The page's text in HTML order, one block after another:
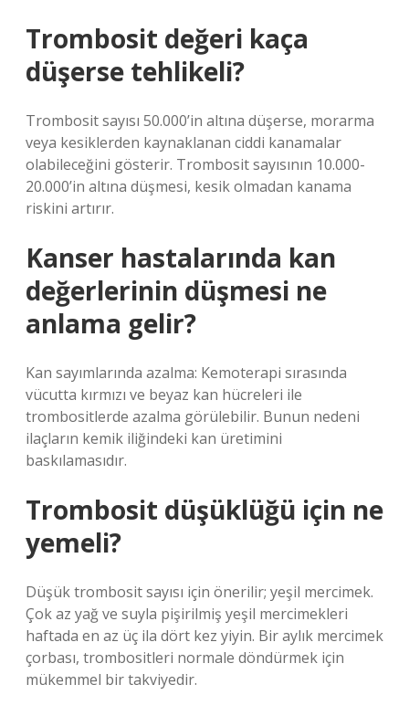
Trombosit değeri kaça
düşerse tehlikeli?
Trombosit sayısı 50.000’in altına düşerse, morarma
veya kesiklerden kaynaklanan ciddi kanamalar
olabileceğini gösterir. Trombosit sayısının 10.000-
20.000’in altına düşmesi, kesik olmadan kanama
riskini artırır.
Kanser hastalarında kan
değerlerinin düşmesi ne
anlama gelir?
Kan sayımlarında azalma: Kemoterapi sırasında
vücutta kırmızı ve beyaz kan hücreleri ile
trombositlerde azalma görülebilir. Bunun nedeni
ilaçların kemik iliğindeki kan üretimini
baskılamasıdır.
Trombosit düşüklüğü için ne
yemeli?
Düşük trombosit sayısı için önerilir; yeşil mercimek.
Çok az yağ ve suyla pişirilmiş yeşil mercimekleri
haftada en az üç ila dört kez yiyin. Bir aylık mercimek
çorbası, trombositleri normale döndürmek için
mükemmel bir takviyedir.